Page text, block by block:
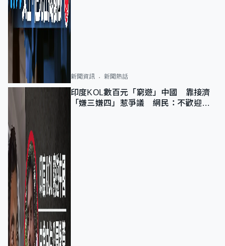
新聞資訊 新聞熱話
印度KOL數百元「窮遊」中國 靠接濟
「嫌三嫌四」惹爭議 網民：不歡迎劣